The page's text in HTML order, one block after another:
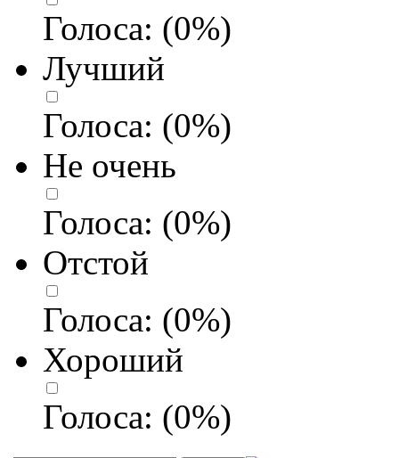
Голоса: (0%)
Лучший
Голоса: (0%)
Не очень
Голоса: (0%)
Отстой
Голоса: (0%)
Хороший
Голоса: (0%)